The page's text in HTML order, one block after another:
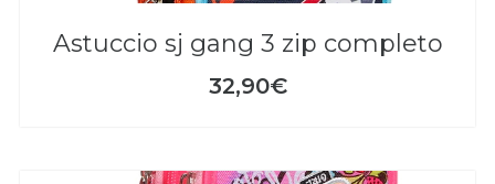
astuccio sj gang 3 zip completo
32,90€